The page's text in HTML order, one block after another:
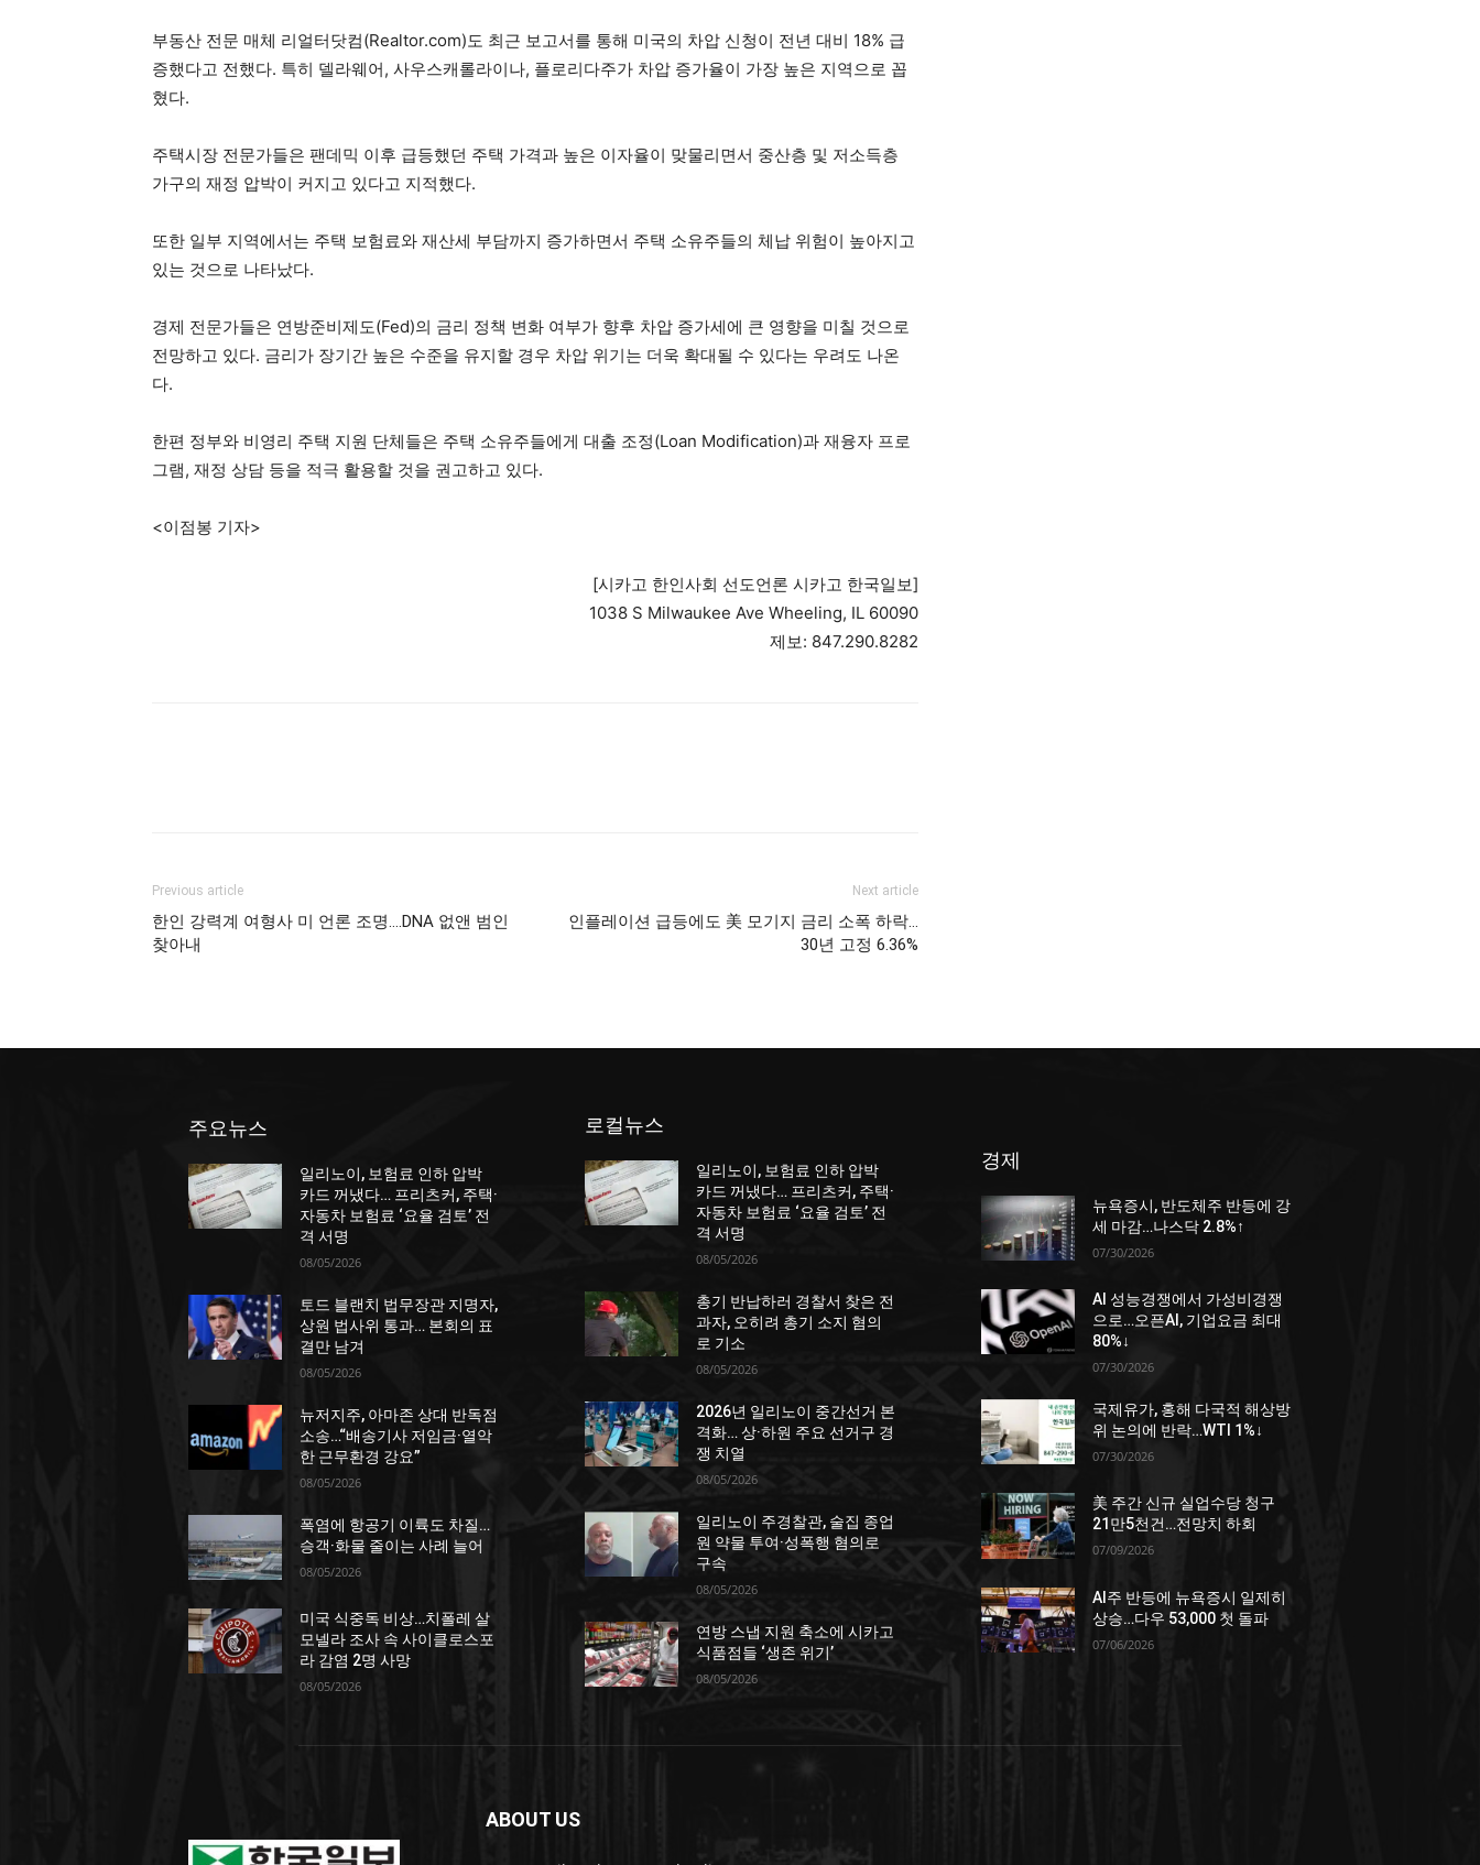
부동산 전문 매체 리얼터닷컴(Realtor.com)도 최근 보고서를 통해 미국의 차압 신청이 전년 대비 18% 급
증했다고 전했다. 특히 델라웨어, 사우스캐롤라이나, 플로리다주가 차압 증가율이 가장 높은 지역으로 꼽
혔다.
주택시장 전문가들은 팬데믹 이후 급등했던 주택 가격과 높은 이자율이 맞물리면서 중산층 및 저소득층
가구의 재정 압박이 커지고 있다고 지적했다.
또한 일부 지역에서는 주택 보험료와 재산세 부담까지 증가하면서 주택 소유주들의 체납 위험이 높아지고
있는 것으로 나타났다.
경제 전문가들은 연방준비제도(Fed)의 금리 정책 변화 여부가 향후 차압 증가세에 큰 영향을 미칠 것으로
전망하고 있다. 금리가 장기간 높은 수준을 유지할 경우 차압 위기는 더욱 확대될 수 있다는 우려도 나온
다.
한편 정부와 비영리 주택 지원 단체들은 주택 소유주들에게 대출 조정(Loan Modification)과 재융자 프로
그램, 재정 상담 등을 적극 활용할 것을 권고하고 있다.
<이점봉 기자>
[시카고 한인사회 선도언론 시카고 한국일보]
1038 S Milwaukee Ave Wheeling, IL 60090
제보: 847.290.8282
Previous article
한인 강력계 여형사 미 언론 조명….DNA 없앤 범인
찾아내
Next article
인플레이션 급등에도 美 모기지 금리 소폭 하락…
30년 고정 6.36%
주요뉴스
일리노이, 보험료 인하 압박
카드 꺼냈다… 프리츠커, 주택·
자동차 보험료 ‘요율 검토’ 전
격 서명
08/05/2026
토드 블랜치 법무장관 지명자,
상원 법사위 통과… 본회의 표
결만 남겨
08/05/2026
뉴저지주, 아마존 상대 반독점
소송…“배송기사 저임금·열악
한 근무환경 강요”
08/05/2026
폭염에 항공기 이륙도 차질…
승객·화물 줄이는 사례 늘어
08/05/2026
미국 식중독 비상…치폴레 살
모넬라 조사 속 사이클로스포
라 감염 2명 사망
08/05/2026
로컬뉴스
일리노이, 보험료 인하 압박
카드 꺼냈다… 프리츠커, 주택·
자동차 보험료 ‘요율 검토’ 전
격 서명
08/05/2026
총기 반납하러 경찰서 찾은 전
과자, 오히려 총기 소지 혐의
로 기소
08/05/2026
2026년 일리노이 중간선거 본
격화… 상·하원 주요 선거구 경
쟁 치열
08/05/2026
일리노이 주경찰관, 술집 종업
원 약물 투여·성폭행 혐의로
구속
08/05/2026
연방 스냅 지원 축소에 시카고
식품점들 ‘생존 위기’
08/05/2026
경제
뉴욕증시, 반도체주 반등에 강
세 마감…나스닥 2.8%↑
07/30/2026
AI 성능경쟁에서 가성비경쟁
으로…오픈AI, 기업요금 최대
80%↓
07/30/2026
국제유가, 홍해 다국적 해상방
위 논의에 반락…WTI 1%↓
07/30/2026
美 주간 신규 실업수당 청구
21만5천건…전망치 하회
07/09/2026
AI주 반등에 뉴욕증시 일제히
상승…다우 53,000 첫 돌파
07/06/2026
ABOUT US